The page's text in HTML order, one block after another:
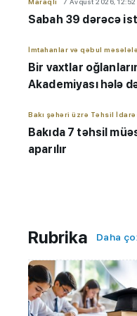
Sabah 39 dərəcə
İmtahanlar və qəbul
Bir vaxtlar
Akademiyası hələ
Bakı şəhəri üzrə Təhsil
Bakıda 7 təhsil
aparılır
NASA: Pluton
AzEdu Təhsil Platforması
BMU məzunu
universitetində
etdirəcək
Rubrika Daha